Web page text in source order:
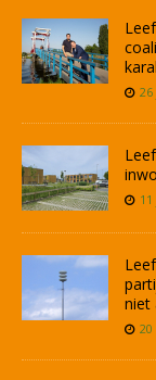
26
niet